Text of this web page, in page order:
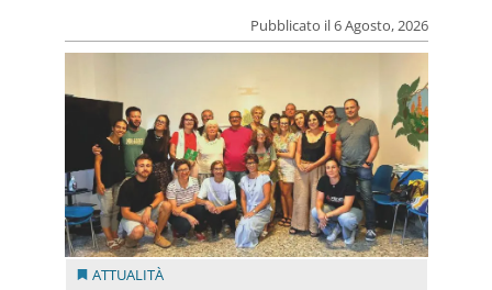
Pubblicato il 6 Agosto, 2026
ATTUALITÀ